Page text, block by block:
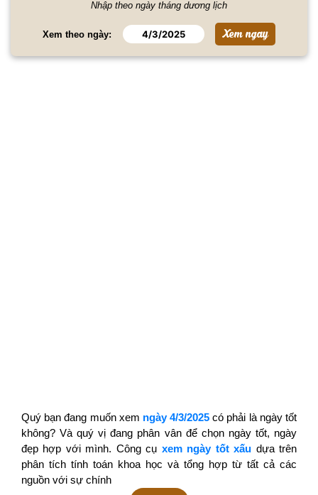
Nhập theo ngày tháng dương lịch
Xem theo ngày:
Quý bạn đang muốn xem ngày 4/3/2025 có phải là ngày tốt
không? Và quý vị đang phân vân để chọn ngày tốt, ngày
đẹp hợp với mình. Công cụ xem ngày tốt xấu dựa trên
phân tích tính toán khoa học và tổng hợp từ tất cả các
nguồn với sự chính